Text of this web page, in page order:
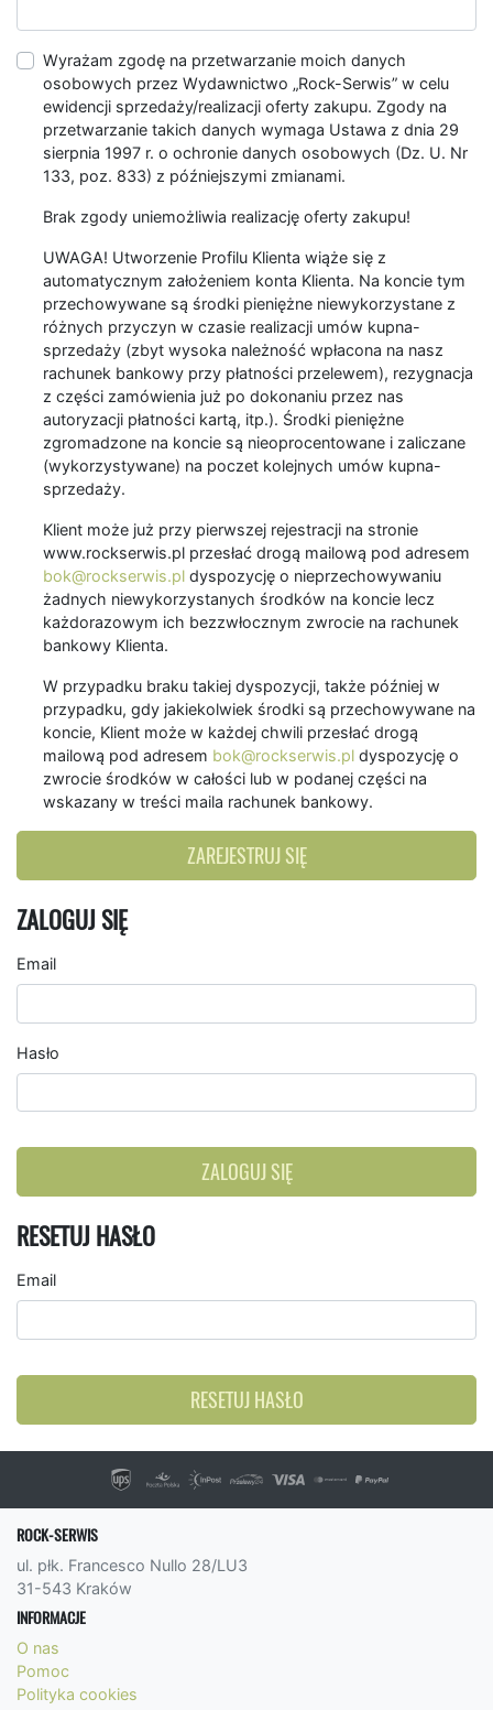
Wyrażam zgodę na przetwarzanie moich danych
osobowych przez Wydawnictwo „Rock-Serwis” w celu
ewidencji sprzedaży/realizacji oferty zakupu. Zgody na
przetwarzanie takich danych wymaga Ustawa z dnia 29
sierpnia 1997 r. o ochronie danych osobowych (Dz. U. Nr
133, poz. 833) z późniejszymi zmianami.
Brak zgody uniemożliwia realizację oferty zakupu!
UWAGA! Utworzenie Profilu Klienta wiąże się z
automatycznym założeniem konta Klienta. Na koncie tym
przechowywane są środki pieniężne niewykorzystane z
różnych przyczyn w czasie realizacji umów kupna-
sprzedaży (zbyt wysoka należność wpłacona na nasz
rachunek bankowy przy płatności przelewem), rezygnacja
z części zamówienia już po dokonaniu przez nas
autoryzacji płatności kartą, itp.). Środki pieniężne
zgromadzone na koncie są nieoprocentowane i zaliczane
(wykorzystywane) na poczet kolejnych umów kupna-
sprzedaży.
Klient może już przy pierwszej rejestracji na stronie
www.rockserwis.pl przesłać drogą mailową pod adresem
bok@rockserwis.pl dyspozycję o nieprzechowywaniu
żadnych niewykorzystanych środków na koncie lecz
każdorazowym ich bezzwłocznym zwrocie na rachunek
bankowy Klienta.
W przypadku braku takiej dyspozycji, także później w
przypadku, gdy jakiekolwiek środki są przechowywane na
koncie, Klient może w każdej chwili przesłać drogą
mailową pod adresem bok@rockserwis.pl dyspozycję o
zwrocie środków w całości lub w podanej części na
wskazany w treści maila rachunek bankowy.
ZAREJESTRUJ SIĘ
ZALOGUJ SIĘ
Email
Hasło
ZALOGUJ SIĘ
RESETUJ HASŁO
Email
RESETUJ HASŁO
ROCK-SERWIS
ul. płk. Francesco Nullo 28/LU3
31-543 Kraków
INFORMACJE
O nas
Pomoc
Polityka cookies